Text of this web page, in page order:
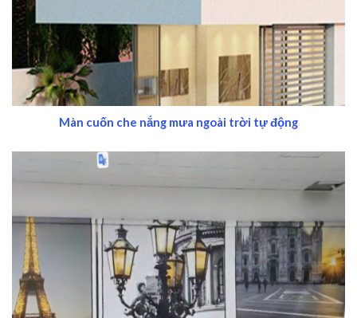
Màn cuốn che nắng mưa ngoài trời tự động